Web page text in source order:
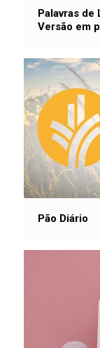
Palavras de
Versão em
Pão Diário